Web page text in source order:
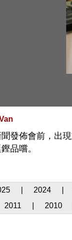
發佈會前，出
品嚐。
2024
2011 2010